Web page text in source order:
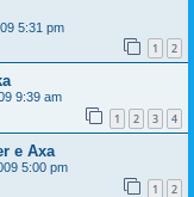
5:31 pm
1 2
9:39 am
1 2 3 4
e Axa
5:00 pm
1 2